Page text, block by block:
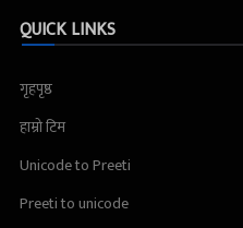
QUICK LINKS
गृहपृष्ठ
हाम्रो टिम
Unicode to Preeti
Preeti to unicode